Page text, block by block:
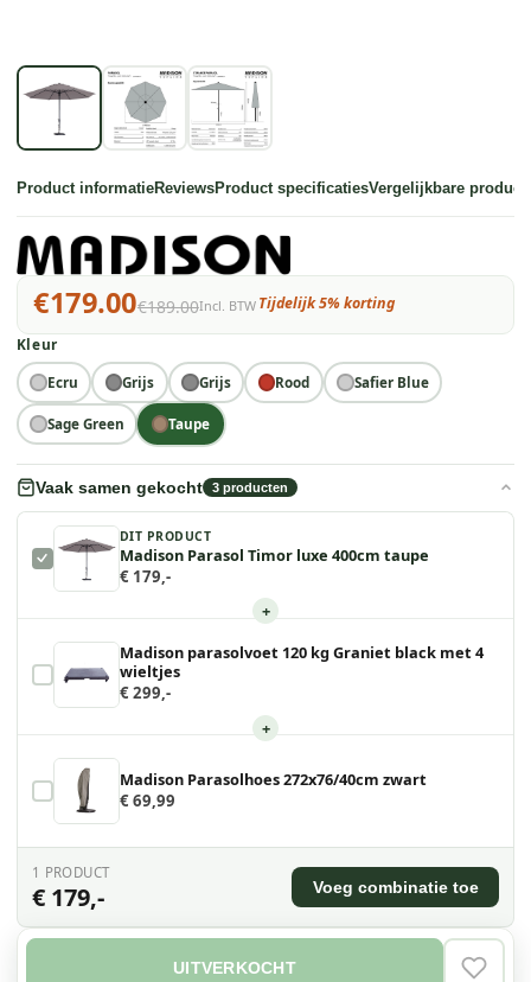
Product informatieReviewsProduct specificatiesVergelijkbare
€179.00€189.00Incl. BTW Tijdelijk 5% korting
Kleur
Ecru Grijs Grijs Rood Safier Blue
Sage Green Taupe
UITVERKOCHT
Vaak samen gekocht 3 producten
DIT PRODUCT
Madison Parasol Timor luxe 400cm taupe
€ 179,-
+
Madison parasolvoet 120 kg Graniet black met 4
wieltjes
€ 299,-
+
Madison Parasolhoes 272x76/40cm zwart
€ 69,99
1 PRODUCT
€ 179,- Voeg combinatie toe